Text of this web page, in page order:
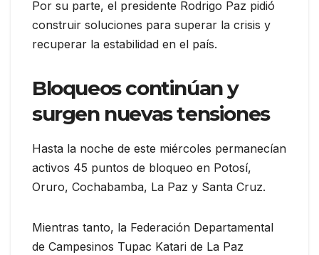
Por su parte, el presidente Rodrigo Paz pidió
construir soluciones para superar la crisis y
recuperar la estabilidad en el país.
Bloqueos continúan y
surgen nuevas tensiones
Hasta la noche de este miércoles permanecían
activos 45 puntos de bloqueo en Potosí,
Oruro, Cochabamba, La Paz y Santa Cruz.
Mientras tanto, la Federación Departamental
de Campesinos Tupac Katari de La Paz